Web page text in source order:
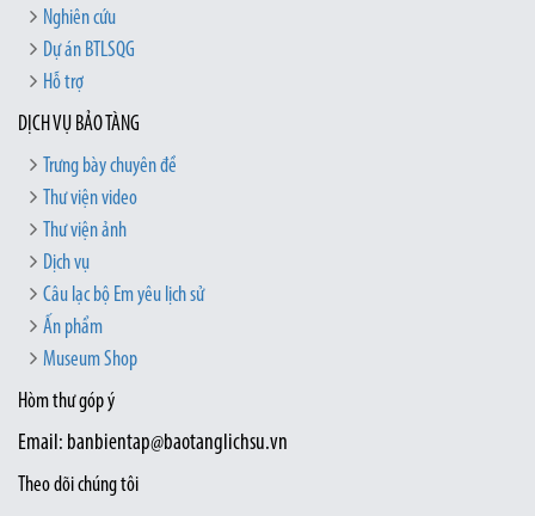
Nghiên cứu
Dự án BTLSQG
Hỗ trợ
DỊCH VỤ BẢO TÀNG
Trưng bày chuyên đề
Thư viện video
Thư viện ảnh
Dịch vụ
Câu lạc bộ Em yêu lịch sử
Ấn phẩm
Museum Shop
Hòm thư góp ý
Email: banbientap@baotanglichsu.vn
Theo dõi chúng tôi